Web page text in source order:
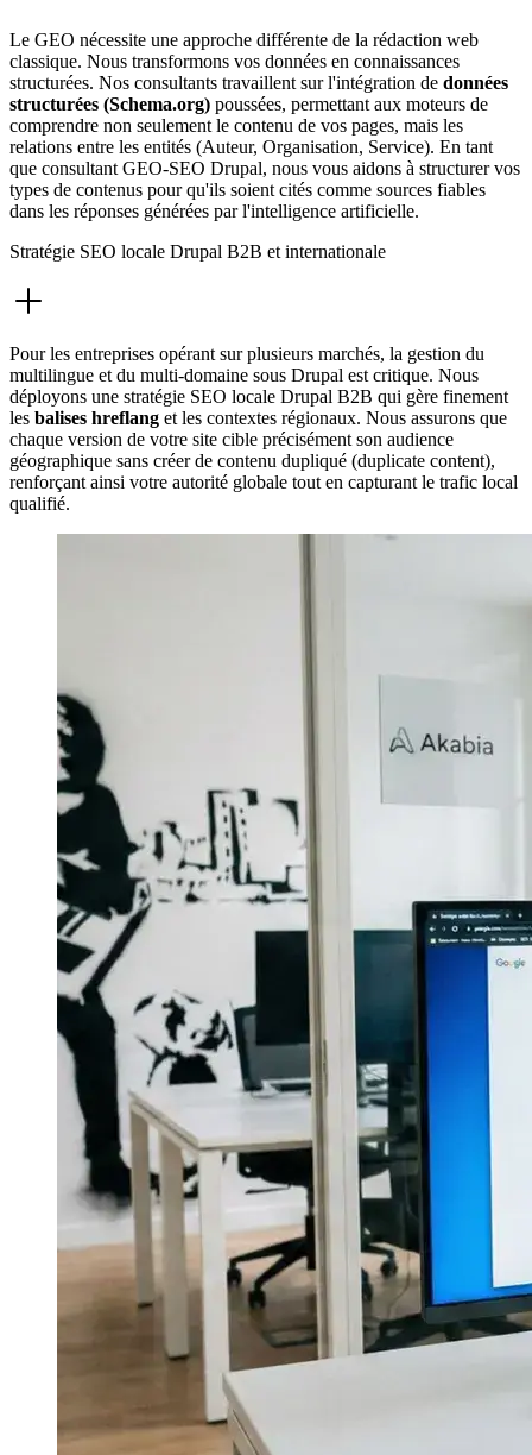
Le GEO nécessite une approche différente de la rédaction web
classique. Nous transformons vos données en connaissances
structurées. Nos consultants travaillent sur l'intégration de données
structurées (Schema.org) poussées, permettant aux moteurs de
comprendre non seulement le contenu de vos pages, mais les
relations entre les entités (Auteur, Organisation, Service). En tant
que consultant GEO-SEO Drupal, nous vous aidons à structurer vos
types de contenus pour qu'ils soient cités comme sources fiables
dans les réponses générées par l'intelligence artificielle.
Stratégie SEO locale Drupal B2B et internationale
Pour les entreprises opérant sur plusieurs marchés, la gestion du
multilingue et du multi-domaine sous Drupal est critique. Nous
déployons une stratégie SEO locale Drupal B2B qui gère finement
les balises hreflang et les contextes régionaux. Nous assurons que
chaque version de votre site cible précisément son audience
géographique sans créer de contenu dupliqué (duplicate content),
renforçant ainsi votre autorité globale tout en capturant le trafic local
qualifié.